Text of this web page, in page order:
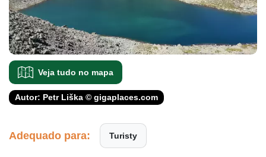
Veja tudo no mapa
Autor: Petr Liška © gigaplaces.com
Adequado para: Turisty